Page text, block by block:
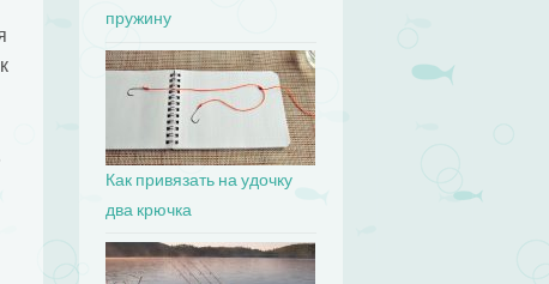
пружину
Как привязать на удочку
два крючка